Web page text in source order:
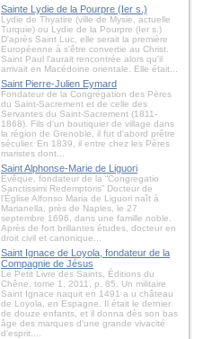
Sainte Lydie de la Pourpre (Ier s.)
Lydie de Thyatire (ville de Mysie, actuelle
Turquie) ou Lydie de la Pourpre (Ier s.)
D'après Saint Luc, elle serait la première
Européenne à s'être convertie au Christ.
Saint Paul l'aurait rencontrée alors qu'il
arrivait en Macédoine orientale. Elle était...
Saint Pierre-Julien Eymard
Fondateur de la Congrégation des Pères
du Saint-Sacrement et de celle des
Servantes du Saint-Sacrement (1811-
1868). Fils d'un boutiquier de village dans
la région de Grenoble, il fut d'abord prêtre
séculier. En 1839, il entre chez les Pères
maristes dont...
Saint Alphonse-Marie de Liguori
Évêque, fondateur de la “Congregatio
Sanctissimi Redemptoris” Docteur de
l'Église Alfonso Maria de Liguori naît à
Marianella, près de Naples, le 27
septembre 1696, dans une famille noble.
Après de fort brillantes études, docteur en
droit civil et canonique...
Saint Ignace de Loyola, fondateur de la
Compagnie de Jésus
Le Petit Livre des Saints, Éditions du
Chêne, tome 1, 2011, p. 85. Un militaire
Saint Ignace naquit en 1491 a u château
de Loyola, en Espagne. Il était le dernier
de douze enfants, et il donna dès son bas
âge des marques d'une grande vivacité
d'esprit....